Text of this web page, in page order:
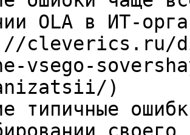
OLA в ИТ-
cleverics.ru/
vsego-
)
типичные